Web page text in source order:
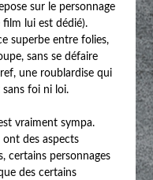
sur le personnage
lui est dédié).
superbe entre folies,
sans se défaire
une roublardise qui
sans foi ni loi.
vraiment sympa.
ont des aspects
certains personnages
des certains